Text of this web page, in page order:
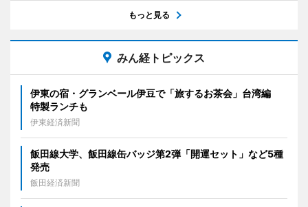
もっと見る
みん経トピックス
伊東の宿・グランベール伊豆で「旅するお茶会」台湾編
特製ランチも
伊東経済新聞
飯田線大学、飯田線缶バッジ第2弾「開運セット」など5種
発売
飯田経済新聞